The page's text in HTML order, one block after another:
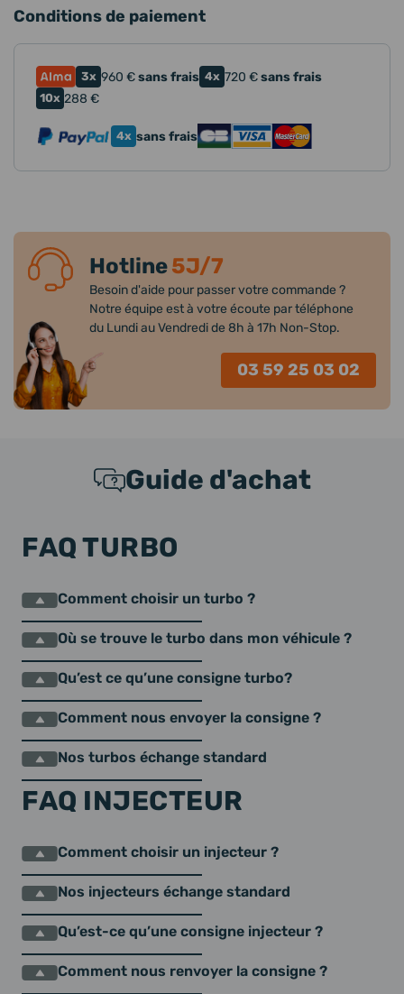
Conditions de paiement
3x 960 €sans frais 4x 720 €sans frais
10x 288 €
4x sans frais
Hotline5J/7
Besoin d'aide pour passer votre commande ?
Notre équipe est à votre écoute par téléphone
du Lundi au Vendredi de 8h à 17h Non-Stop.
03 59 25 03 02
Guide d'achat
FAQ TURBO
Comment choisir un turbo ?
Où se trouve le turbo dans mon véhicule ?
Qu’est ce qu’une consigne turbo?
Comment nous envoyer la consigne ?
Nos turbos échange standard
FAQ INJECTEUR
Comment choisir un injecteur ?
Nos injecteurs échange standard
Qu’est-ce qu’une consigne injecteur ?
Comment nous renvoyer la consigne ?